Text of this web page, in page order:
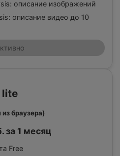
описание изображений
описание видео до 10
lite
из браузера)
за 1 месяц
Free